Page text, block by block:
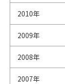
2010年
2009年
2008年
2007年